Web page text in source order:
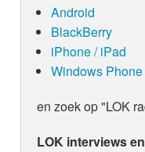
Android
BlackBerry
iPhone / iPad
Windows Phone
en zoek op "LOK
LOK interviews